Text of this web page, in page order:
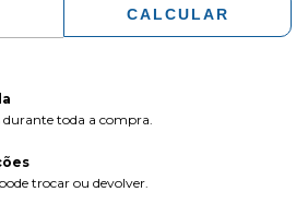
CALCULAR
durante toda a compra.
trocar ou devolver.